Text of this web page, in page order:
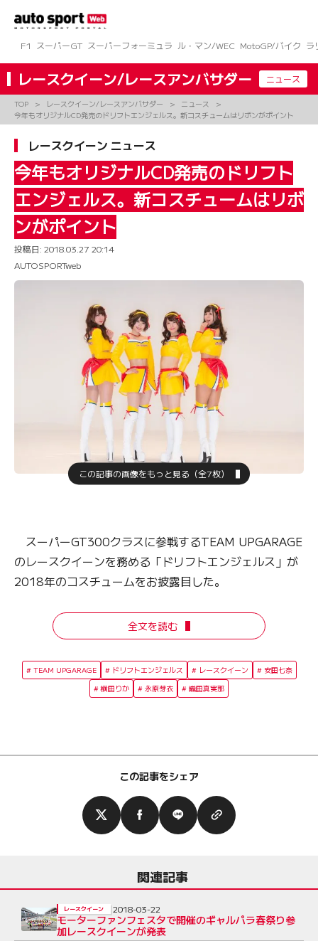
ツ
へ
ス
キ
プ
F1 スーパーGT スーパーフォーミュラ ル・マン/WEC MotoGP/バイク ラ
レースクイーン/レースアンバサダー ニュース
TOP レースクイーン/レースアンバサダー
ニュース
今年もオリジナルCD発売のドリフトエンジェルス。新コスチュームはリボンがポイント
レースクイーン ニュース
今年もオリジナルCD発売のドリフト
エンジェルス。新コスチュームはリボ
ンがポイント
投稿日: 2018.03.27 20:14
AUTOSPORTweb
この記事の画像をもっと見る（全7枚）
スーパーGT300クラスに参戦するTEAM UPGARAGE
のレースクイーンを務める「ドリフトエンジェルス」が
2018年のコスチュームをお披露目した。
全文を読む
TEAM UPGARAGE ドリフトエンジェルス レースクイーン
安田七奈
横田りか
永原芽衣 織田真実那
この記事をシェア
関連記事
モーターファンフェスタで開催のギャルパラ春祭り参
加レースクイーンが発表
レースクイーン 2018-03-22